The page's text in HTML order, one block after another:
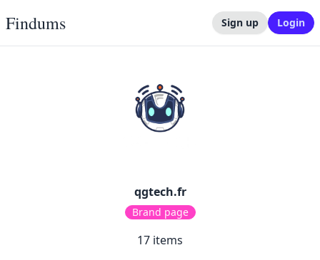
Findums Sign up Login
qgtech.fr
Brand page
17 items